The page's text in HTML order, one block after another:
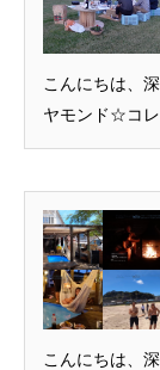
こんにちは、
ヤモンド☆コレ
こんにちは、